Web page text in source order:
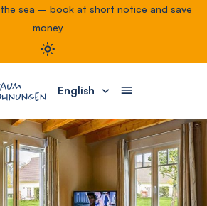
sea – book at short notice and save
money
English